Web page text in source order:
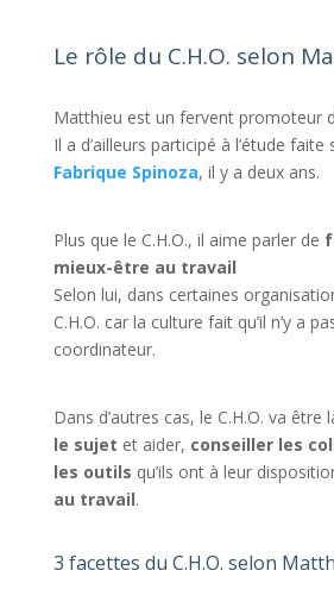
Le rôle du C.H.O. selon
Matthieu est un fervent promoteur
Il a d’ailleurs participé à l’étude
Fabrique Spinoza, il y a deux ans.
Plus que le C.H.O., il aime parler de
mieux-être au travail
Selon lui, dans certaines
C.H.O. car la culture fait qu’il n’y a
coordinateur.
Dans d’autres cas, le C.H.O. va être
le sujet et aider, conseiller les
les outils qu’ils ont à leur
au travail.
3 facettes du C.H.O. selon